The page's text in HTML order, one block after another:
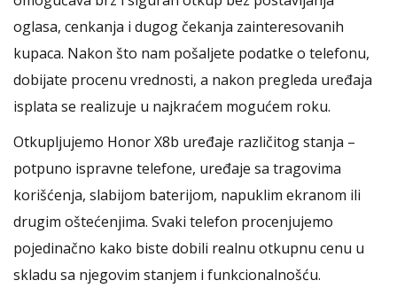
oglasa, cenkanja i dugog čekanja zainteresovanih
kupaca. Nakon što nam pošaljete podatke o telefonu,
dobijate procenu vrednosti, a nakon pregleda uređaja
isplata se realizuje u najkraćem mogućem roku.
Otkupljujemo Honor X8b uređaje različitog stanja –
potpuno ispravne telefone, uređaje sa tragovima
korišćenja, slabijom baterijom, napuklim ekranom ili
drugim oštećenjima. Svaki telefon procenjujemo
pojedinačno kako biste dobili realnu otkupnu cenu u
skladu sa njegovim stanjem i funkcionalnošću.